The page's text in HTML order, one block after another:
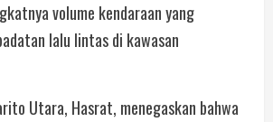
volume kendaraan yang
lalu lintas di kawasan
Utara, Hasrat, menegaskan bahwa